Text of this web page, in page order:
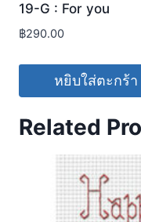
19-G : For you
฿290.00
หยิบใส่ตะกร้า
Related